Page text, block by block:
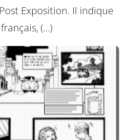
Exposition. Il indique
(…)